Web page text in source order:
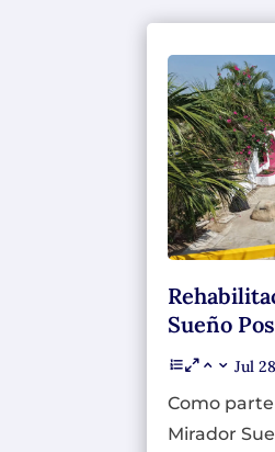
Sueño
Jul
Como
Mirador